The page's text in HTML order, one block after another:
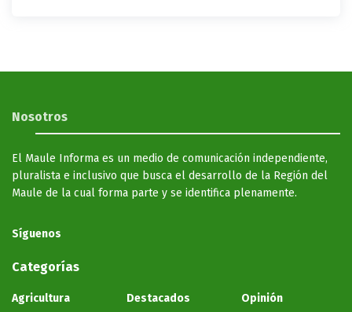
Nosotros
El Maule Informa es un medio de comunicación independiente,
pluralista e inclusivo que busca el desarrollo de la Región del
Maule de la cual forma parte y se identifica plenamente.
Síguenos
Categorías
Agricultura
Destacados
Opinión